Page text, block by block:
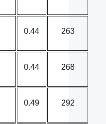
0.44 263
0.44 268
0.49 292